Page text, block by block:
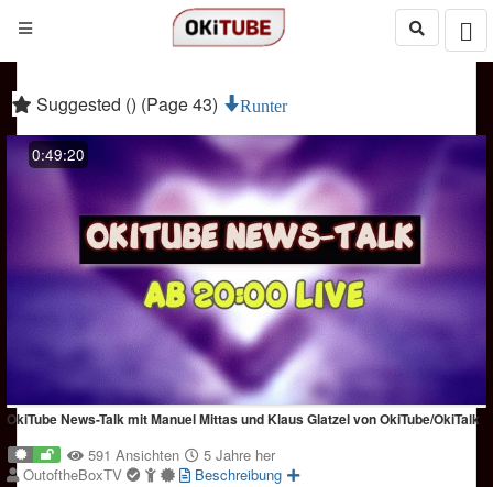
Suggested () (Page 43) Runter
0:49:20
OkiTube News-Talk mit Manuel Mittas und Klaus Glatzel von OkiTube/OkiTalk
591 Ansichten
5 Jahre her
OutoftheBoxTV
Beschreibung